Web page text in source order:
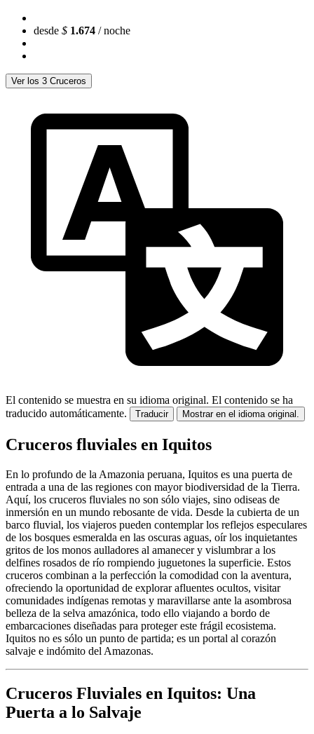
desde $ 1.674 / noche
Ver los 3 Cruceros
El contenido se muestra en su idioma original. El contenido se ha
traducido automáticamente.
Traducir Mostrar en el idioma original.
Cruceros fluviales en Iquitos
En lo profundo de la Amazonia peruana, Iquitos es una puerta de
entrada a una de las regiones con mayor biodiversidad de la Tierra.
Aquí, los cruceros fluviales no son sólo viajes, sino odiseas de
inmersión en un mundo rebosante de vida. Desde la cubierta de un
barco fluvial, los viajeros pueden contemplar los reflejos especulares
de los bosques esmeralda en las oscuras aguas, oír los inquietantes
gritos de los monos aulladores al amanecer y vislumbrar a los
delfines rosados de río rompiendo juguetones la superficie. Estos
cruceros combinan a la perfección la comodidad con la aventura,
ofreciendo la oportunidad de explorar afluentes ocultos, visitar
comunidades indígenas remotas y maravillarse ante la asombrosa
belleza de la selva amazónica, todo ello viajando a bordo de
embarcaciones diseñadas para proteger este frágil ecosistema.
Iquitos no es sólo un punto de partida; es un portal al corazón
salvaje e indómito del Amazonas.
Cruceros Fluviales en Iquitos: Una
Puerta a lo Salvaje